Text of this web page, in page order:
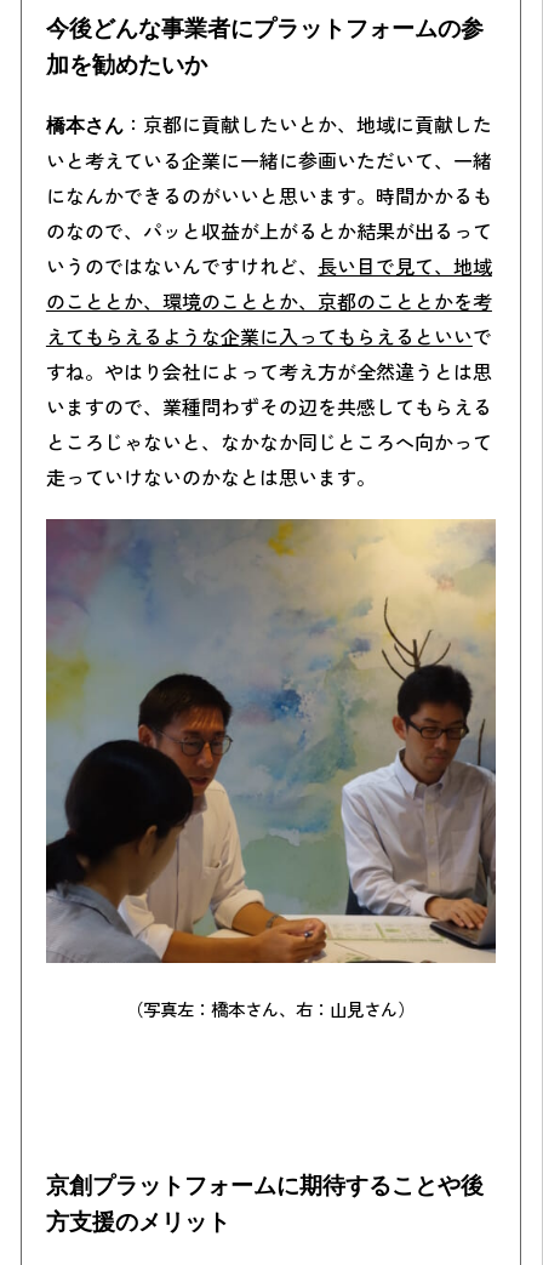
今後どんな事業者にプラットフォームの参
加を勧めたいか
橋本さん：京都に貢献したいとか、地域に貢献した
いと考えている企業に一緒に参画いただいて、一緒
になんかできるのがいいと思います。時間かかるも
のなので、パッと収益が上がるとか結果が出るって
いうのではないんですけれど、 長い目で見て、地域
のこととか、環境のこととか、京都のこととかを考
えてもらえるような企業に入ってもらえるといいで
すね。 やはり会社によって考え方が全然違うとは思
いますので、業種問わずその辺を共感してもらえる
ところじゃないと、なかなか同じところへ向かって
走っていけないのかなとは思います。
（写真左：橋本さん、右：山見さん）
京創プラットフォームに期待することや後
方支援のメリット